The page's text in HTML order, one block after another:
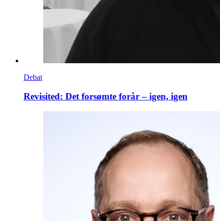
Debat
Revisited: Det forsømte forår – igen, igen